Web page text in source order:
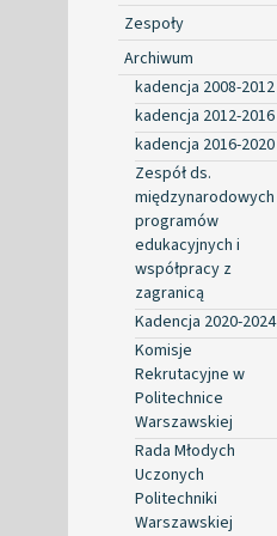
Zespoły
Archiwum
kadencja 2008-2012
kadencja 2012-2016
kadencja 2016-2020
Zespół ds.
międzynarodowych
programów
edukacyjnych i
współpracy z
zagranicą
Kadencja 2020-2024
Komisje
Rekrutacyjne w
Politechnice
Warszawskiej
Rada Młodych
Uczonych
Politechniki
Warszawskiej